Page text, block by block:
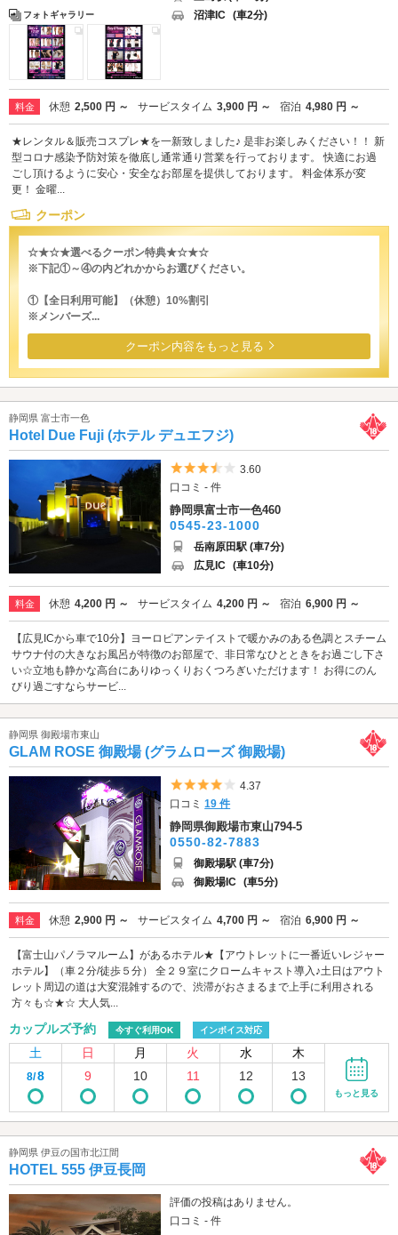
フォトギャラリー
沼津IC (車2分)
料金 休憩 2,500 円 ～ サービスタイム 3,900 円 ～ 宿泊 4,980 円 ～
★レンタル＆販売コスプレ★を一新致しました♪ 是非お楽しみください！！ 新
型コロナ感染予防対策を徹底し通常通り営業を行っております。 快適にお過
ごし頂けるように安心・安全なお部屋を提供しております。 料金体系が変
更！ 金曜...
クーポン
☆★☆★選べるクーポン特典★☆★☆
※下記①～④の内どれかからお選びください。
①【全日利用可能】（休憩）10%割引
※メンバーズ...
クーポン内容をもっと見る
静岡県 富士市一色
Hotel Due Fuji (ホテル デュエフジ)
5つ星のうち3.5
3.60
口コミ - 件
静岡県富士市一色460
0545-23-1000
岳南原田駅 (車7分)
広見IC (車10分)
料金 休憩 4,200 円 ～ サービスタイム 4,200 円 ～ 宿泊 6,900 円 ～
【広見ICから車で10分】ヨーロピアンテイストで暖かみのある色調とスチーム
サウナ付の大きなお風呂が特徴のお部屋で、非日常なひとときをお過ごし下さ
い☆立地も静かな高台にありゆっくりおくつろぎいただけます！ お得にのん
びり過ごすならサービ...
静岡県 御殿場市東山
GLAM ROSE 御殿場 (グラムローズ 御殿場)
5つ星のうち4
4.37
口コミ19 件
静岡県御殿場市東山794-5
0550-82-7883
御殿場駅 (車7分)
御殿場IC (車5分)
料金 休憩 2,900 円 ～ サービスタイム 4,700 円 ～ 宿泊 6,900 円 ～
【富士山パノラマルーム】があるホテル★【アウトレットに一番近いレジャー
ホテル】（車２分/徒歩５分） 全２９室にクロームキャスト導入♪土日はアウト
レット周辺の道は大変混雑するので、渋滞がおさまるまで上手に利用される
方々も☆★☆ 大人気...
カップルズ予約 今すぐ利用OK インボイス対応
土 日 月 火 水 木
8/8 9 10 11 12 13
もっと見る
静岡県 伊豆の国市北江間
HOTEL 555 伊豆長岡
評価の投稿はありません。
口コミ - 件